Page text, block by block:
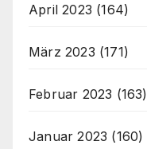
April 2023 (164)
März 2023 (171)
Februar 2023 (163)
Januar 2023 (160)